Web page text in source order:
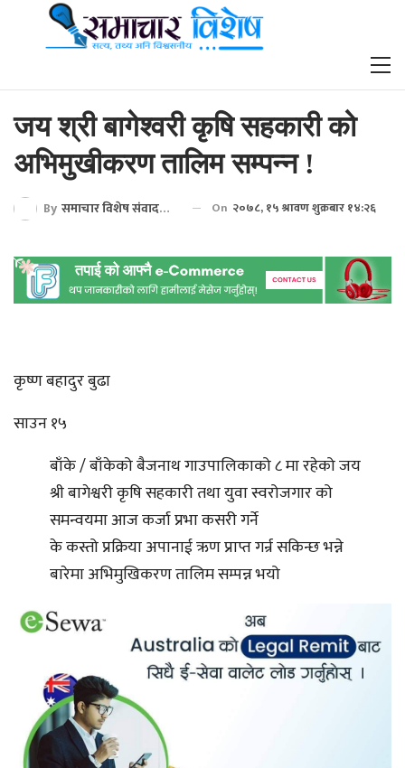
जय श्री बागेश्वरी कृषि सहकारी को
अभिमुखीकरण तालिम सम्पन्न !
By समाचार विशेष संवाददाता On २०७८, १५ श्रावण शुक्रबार १४:२६
कृष्ण बहादुर बुढा
साउन १५
बाँके / बाँकेको बैजनाथ गाउपालिकाको ८ मा रहेको जय
श्री बागेश्वरी कृषि सहकारी तथा युवा स्वरोजगार को
समन्वयमा आज कर्जा प्रभा कसरी गर्ने
के कस्तो प्रक्रिया अपानाई ऋण प्राप्त गर्न्र सकिन्छ भन्ने
बारेमा अभिमुखिकरण तालिम सम्पन्न भयो